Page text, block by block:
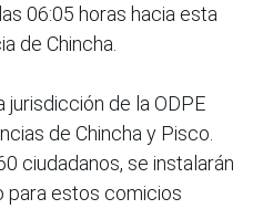
06:05 horas hacia esta
de Chincha.
de la ODPE
de Chincha y Pisco.
ciudadanos, se instalarán
para estos comicios